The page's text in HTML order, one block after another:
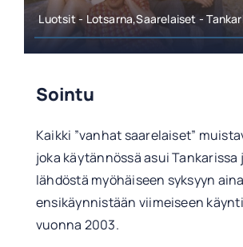
Luotsit - Lotsarna,Saarelaiset -
Sointu
Kaikki ”vanhat saarelaiset”
joka käytännössä asui Tankarissa
lähdöstä myöhäiseen syksyyn aina
ensikäynnistään viimeiseen
vuonna 2003.